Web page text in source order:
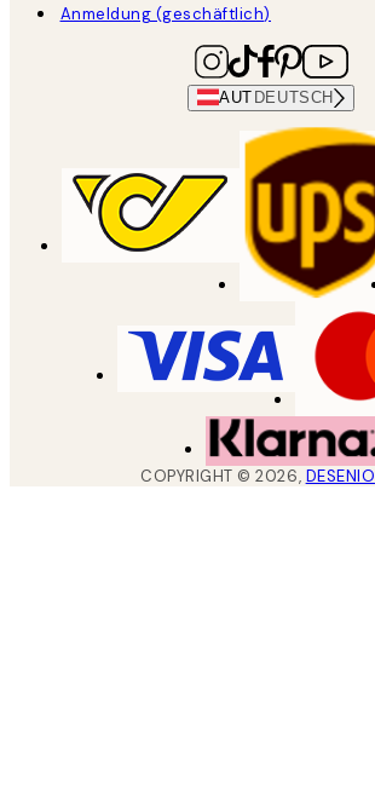
Anmeldung (geschäftlich)
AUT DEUTSCH
COPYRIGHT ©2026, DESENIO